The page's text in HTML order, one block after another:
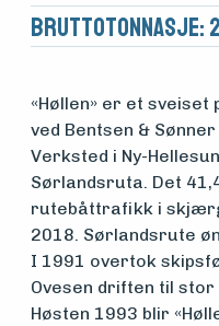
Medlemsfartøy
Brutto­tonnasje:
«Høllen» er et
ved Bentsen &
Verksted i Ny-
Sørlandsruta. Det
rutebåttrafikk i
2018. Sørlandsrute
I 1991 overtok
Ovesen driften til
Høsten 1993 blir